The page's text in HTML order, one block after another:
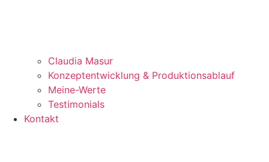
Claudia Masur
Konzeptentwicklung & Produktionsablauf
Meine-Werte
Testimonials
Kontakt